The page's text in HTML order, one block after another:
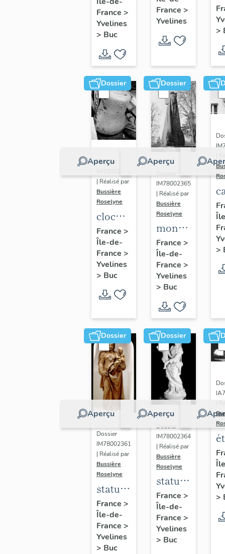
commune
de Buc
France >
Yvelines
> Buc
France >
Yvelines
>
Dossier
Aperçu
Dossier
| Réalisé par
Bussière
Roselyne
cloche
dite
Louise
Auguste
Adélaïde
France >
Île-de-
France >
Yvelines
> Buc
Dossier
Aperçu
IM78002365
| Réalisé par
Bussière
Roselyne
monument
funéraire
de
Jean
Casale
France >
Île-de-
France >
Yvelines
> Buc
>
Dossier
Aperçu
Dossier
IM78002361
| Réalisé par
Bussière
Roselyne
statue :
Vierge
à
l'Enfant
(n°2)
France >
Île-de-
France >
Yvelines
> Buc
Dossier
Aperçu
Dossier
IM78002364
| Réalisé par
Bussière
Roselyne
statue :
Vierge
à
l'Enfant
(n°1)
France >
Île-de-
France >
Yvelines
> Buc
>